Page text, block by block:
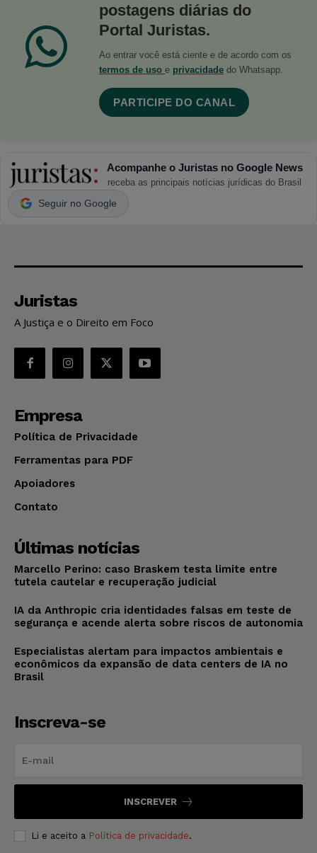
postagens diárias do
Portal Juristas.
Ao entrar você está ciente e de acordo com os
termos de uso e privacidade do Whatsapp.
PARTICIPE DO CANAL
Acompanhe o Juristas no Google News
receba as principais notícias jurídicas do Brasil
Seguir no Google
Juristas
A Justiça e o Direito em Foco
Empresa
Política de Privacidade
Ferramentas para PDF
Apoiadores
Contato
Últimas notícias
Marcello Perino: caso Braskem testa limite entre
tutela cautelar e recuperação judicial
IA da Anthropic cria identidades falsas em teste de
segurança e acende alerta sobre riscos de autonomia
Especialistas alertam para impactos ambientais e
econômicos da expansão de data centers de IA no
Brasil
Inscreva-se
INSCREVER
Li e aceito a Política de privacidade.